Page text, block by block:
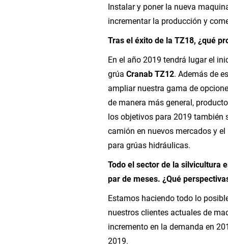
Instalar y poner la nueva
incrementar la producción y
Tras el éxito de la TZ18, ¿qué
En el año 2019 tendrá lugar el
grúa Cranab TZ12. Además de
ampliar nuestra gama de
de manera más general,
los objetivos para 2019 también
camión en nuevos mercados y
para grúas hidráulicas.
Todo el sector de la silvicultura
par de meses. ¿Qué
Estamos haciendo todo lo
nuestros clientes actuales de
incremento en la demanda en
2019.